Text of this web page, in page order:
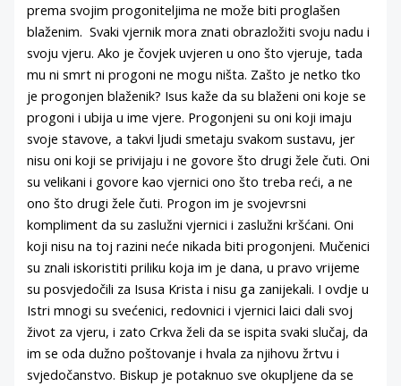
prema svojim progoniteljima ne može biti proglašen
blaženim. Svaki vjernik mora znati obrazložiti svoju nadu i
svoju vjeru. Ako je čovjek uvjeren u ono što vjeruje, tada
mu ni smrt ni progoni ne mogu ništa. Zašto je netko tko
je progonjen blaženik? Isus kaže da su blaženi oni koje se
progoni i ubija u ime vjere. Progonjeni su oni koji imaju
svoje stavove, a takvi ljudi smetaju svakom sustavu, jer
nisu oni koji se privijaju i ne govore što drugi žele čuti. Oni
su velikani i govore kao vjernici ono što treba reći, a ne
ono što drugi žele čuti. Progon im je svojevrsni
kompliment da su zaslužni vjernici i zaslužni kršćani. Oni
koji nisu na toj razini neće nikada biti progonjeni. Mučenici
su znali iskoristiti priliku koja im je dana, u pravo vrijeme
su posvjedočili za Isusa Krista i nisu ga zanijekali. I ovdje u
Istri mnogi su svećenici, redovnici i vjernici laici dali svoj
život za vjeru, i zato Crkva želi da se ispita svaki slučaj, da
im se oda dužno poštovanje i hvala za njihovu žrtvu i
svjedočanstvo. Biskup je potaknuo sve okupljene da se